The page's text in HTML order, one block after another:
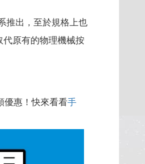
推出，至於規格上也
代原有的物理機械按
優惠！快來看看手